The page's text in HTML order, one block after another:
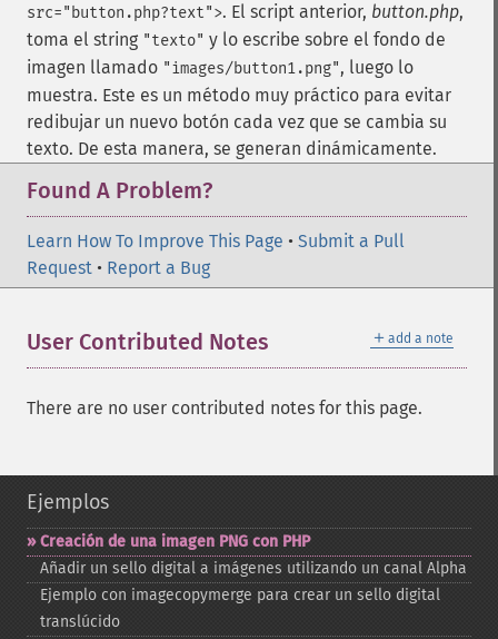
src="button.php?text">. El script anterior, button.php,
toma el string "texto" y lo escribe sobre el fondo de
imagen llamado "images/button1.png", luego lo
muestra. Este es un método muy práctico para evitar
redibujar un nuevo botón cada vez que se cambia su
texto. De esta manera, se generan dinámicamente.
Found A Problem?
Learn How To Improve This Page • Submit a Pull
Request • Report a Bug
＋ add a note
User Contributed Notes
There are no user contributed notes for this page.
Ejemplos
Creación de una imagen PNG con PHP
Añadir un sello digital a imágenes utilizando un canal Alpha
Ejemplo con imagecopymerge para crear un sello digital
translúcido